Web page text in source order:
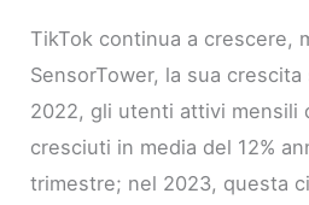
TikTok continua a crescere,
SensorTower, la sua
2022, gli utenti attivi mensili
cresciuti in media del 12%
trimestre; nel 2023, questa